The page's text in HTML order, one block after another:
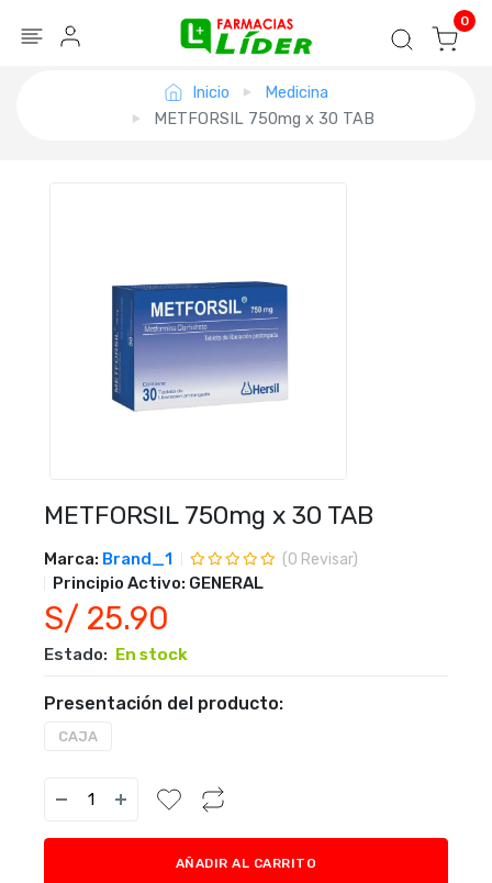
Seguir mi pedido 0
Inicio
Medicina
METFORSIL 750mg x 30 TAB
METFORSIL 750mg x 30 TAB
Marca: Brand_1 (0 Revisar)
Principio Activo: GENERAL
S/ 25.90
Estado: En stock
Presentación del producto:
CAJA
AÑADIR AL CARRITO